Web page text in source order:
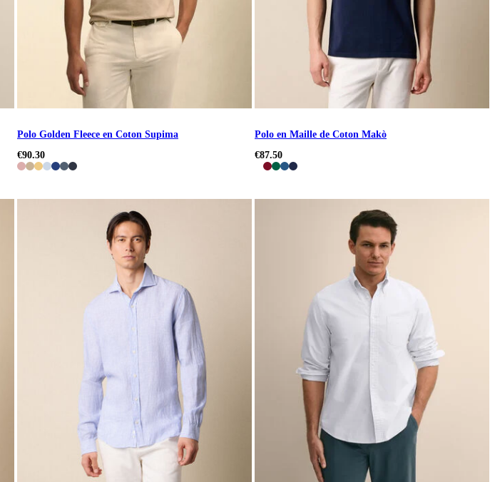
Polo Golden Fleece en Coton Supima
€90.30
Polo en Maille de Coton Makò
€87.50